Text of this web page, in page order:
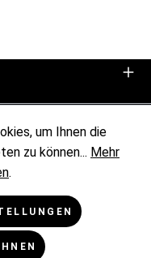
um Ihnen die
zu können... Mehr
.